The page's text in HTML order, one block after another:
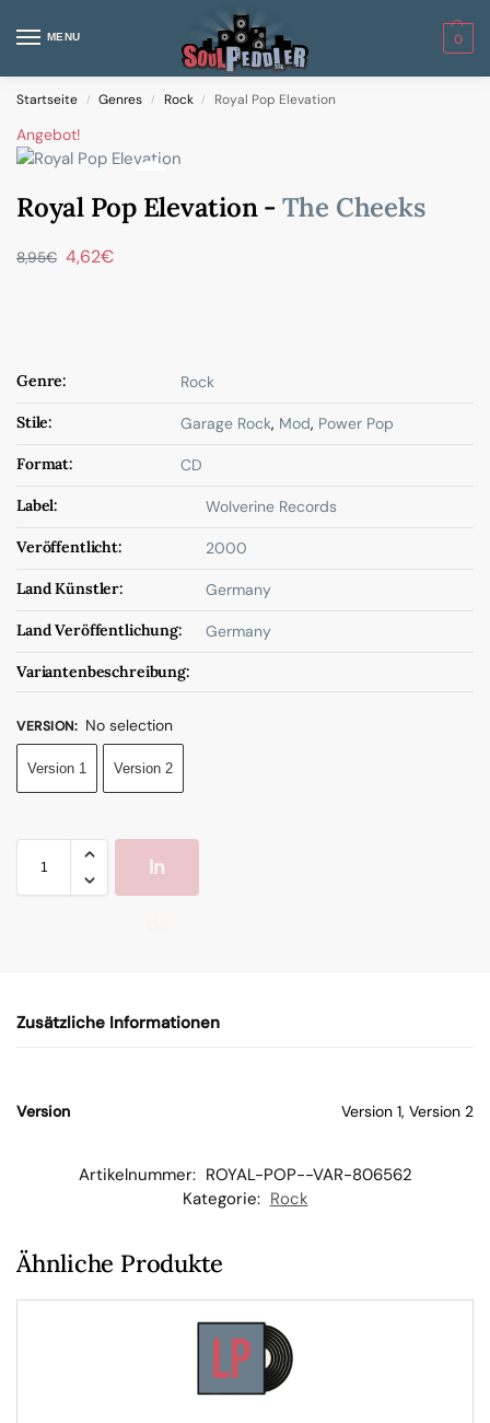
MENU 0
Startseite / Genres / Rock / Royal Pop Elevation
Angebot!
Royal Pop Elevation - The Cheeks
8,95€ 4,62€
Genre: Rock
Stile: Garage Rock, Mod, Power Pop
Format: CD
Label: Wolverine Records
Veröffentlicht: 2000
Land Künstler: Germany
Land Veröffentlichung: Germany
Variantenbeschreibung:
VERSION: No selection
Version 1 Version 2
In
W
b
Zusätzliche Informationen
Version Version 1, Version 2
Artikelnummer: ROYAL-POP--VAR-806562
Kategorie: Rock
Ähnliche Produkte